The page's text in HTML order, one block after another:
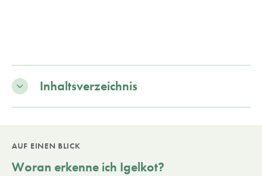
Inhaltsverzeichnis
AUF EINEN BLICK
Woran erkenne ich Igelkot?